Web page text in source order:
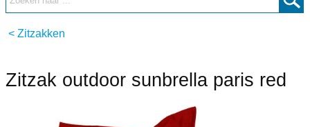
< Zitzakken
Zitzak outdoor sunbrella paris red